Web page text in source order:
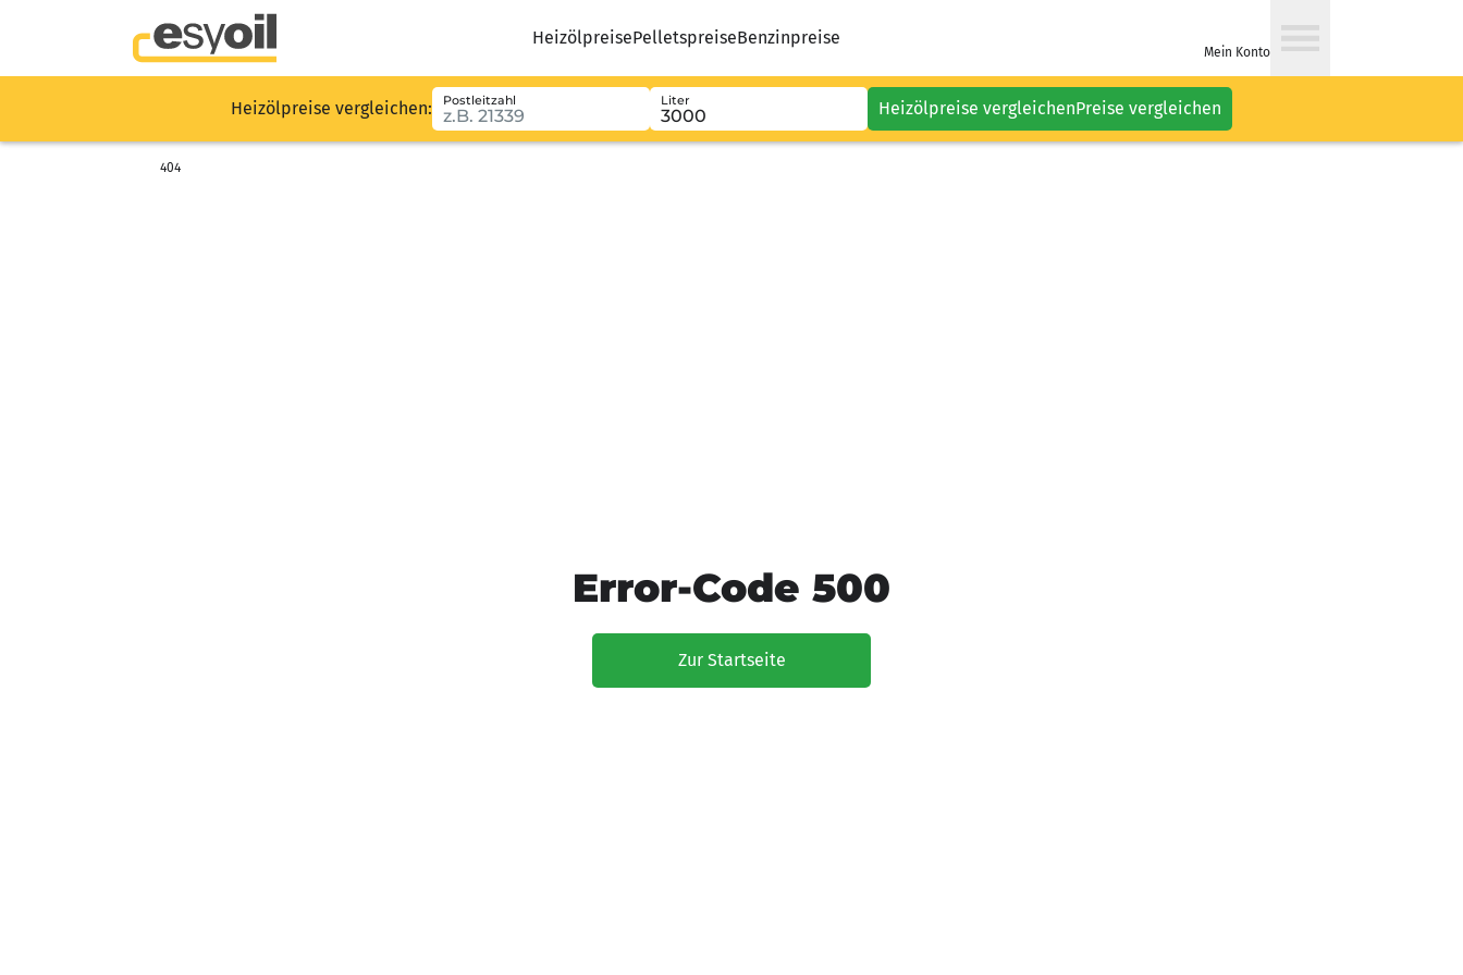
HeizölpreisePelletspreiseBenzinpreise
Mein Konto
Heizölpreise vergleichen: Postleitzahl Liter Heizölpreise vergleichenPreise vergleichen
404
Error-Code 500
Zur Startseite